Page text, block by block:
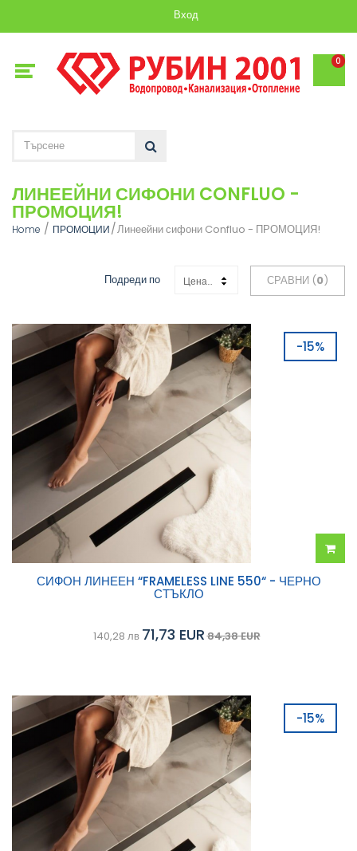
Вход
0
ЛИНЕЕЙНИ СИФОНИ CONFLUO -
ПРОМОЦИЯ!
Home ПРОМОЦИИ Линеейни сифони Confluo - ПРОМОЦИЯ!
СРАВНИ (0)
Подреди по Цена: Възходяща
-15%
СИФОН ЛИНЕЕН “FRAMELESS LINE 550“ - ЧЕРНО
СТЪКЛО
140,28 лв 71,73 EUR84,38 EUR
-15%